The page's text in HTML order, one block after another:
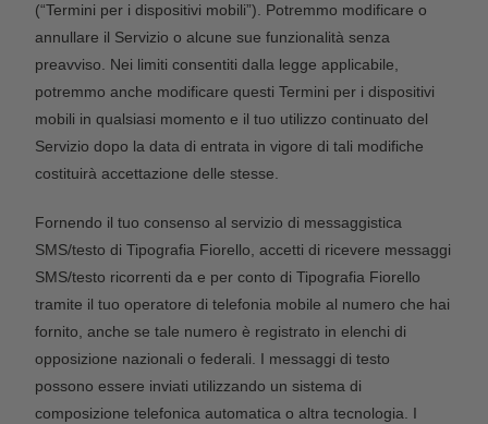
(“Termini per i dispositivi mobili”). Potremmo modificare o
annullare il Servizio o alcune sue funzionalità senza
preavviso. Nei limiti consentiti dalla legge applicabile,
potremmo anche modificare questi Termini per i dispositivi
mobili in qualsiasi momento e il tuo utilizzo continuato del
Servizio dopo la data di entrata in vigore di tali modifiche
costituirà accettazione delle stesse.
Fornendo il tuo consenso al servizio di messaggistica
SMS/testo di Tipografia Fiorello, accetti di ricevere messaggi
SMS/testo ricorrenti da e per conto di Tipografia Fiorello
tramite il tuo operatore di telefonia mobile al numero che hai
fornito, anche se tale numero è registrato in elenchi di
opposizione nazionali o federali. I messaggi di testo
possono essere inviati utilizzando un sistema di
composizione telefonica automatica o altra tecnologia. I